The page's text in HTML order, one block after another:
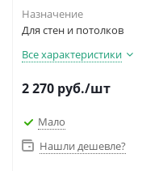
Назначение
Для стен и потолков
Все характеристики
2 270 руб./шт
Мало
Нашли дешевле?